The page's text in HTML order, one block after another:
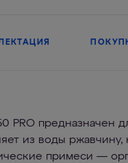
PRO предназначен
из воды
примеси —